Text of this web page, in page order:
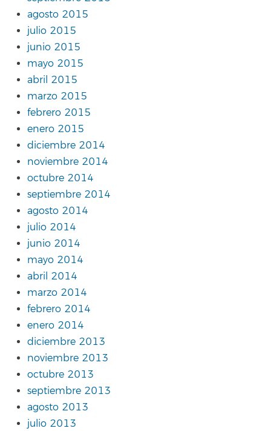
agosto 2015
julio 2015
junio 2015
mayo 2015
abril 2015
marzo 2015
febrero 2015
enero 2015
diciembre 2014
noviembre 2014
octubre 2014
septiembre 2014
agosto 2014
julio 2014
junio 2014
mayo 2014
abril 2014
marzo 2014
febrero 2014
enero 2014
diciembre 2013
noviembre 2013
octubre 2013
septiembre 2013
agosto 2013
julio 2013